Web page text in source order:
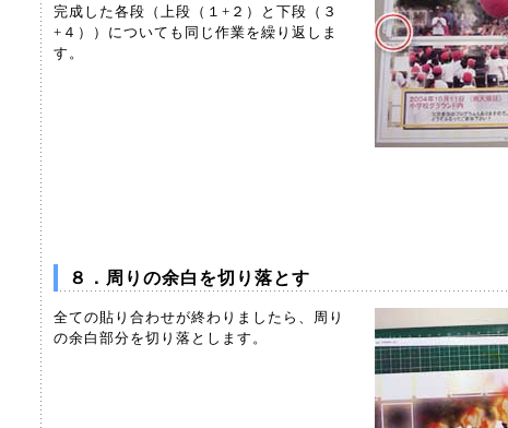
完成した各段（上段（１+２）と下段（３
+４））についても同じ作業を繰り返しま
す。
８．周りの余白を切り落とす
全ての貼り合わせが終わりましたら、周り
の余白部分を切り落とします。